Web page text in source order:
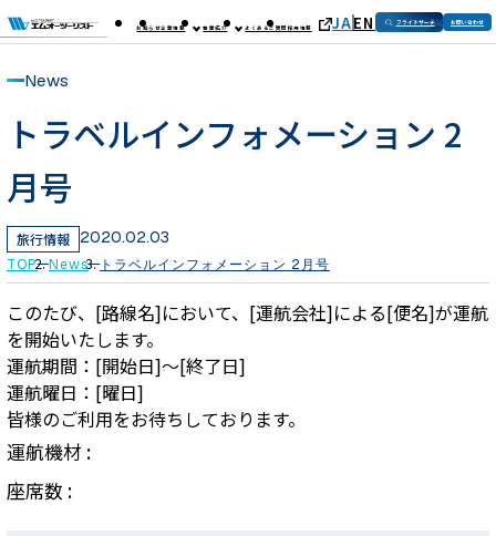
お知らせ企業情報 事業紹介 よくあるご質問採用情報 JAEN フライトサーチ お問い合わせ
News
トラベルインフォメーション 2
月号
旅行情報 2020.02.03
TOP News トラベルインフォメーション 2月号
このたび、[路線名]において、[運航会社]による[便名]が運航
を開始いたします。
運航期間：[開始日]～[終了日]
運航曜日：[曜日]
皆様のご利用をお待ちしております。
運航機材 :
座席数 :